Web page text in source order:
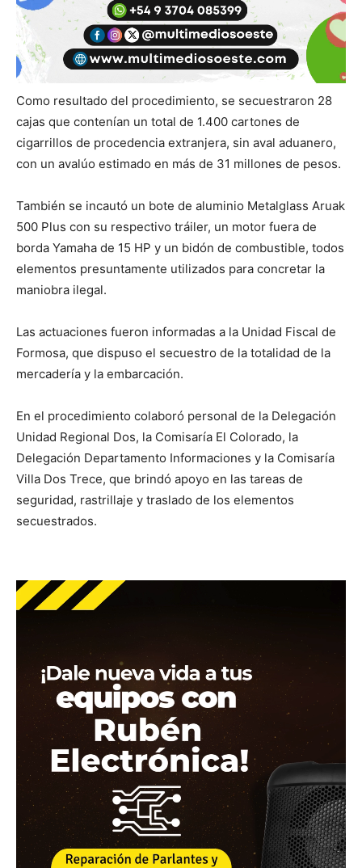
Como resultado del procedimiento, se secuestraron 28
cajas que contenían un total de 1.400 cartones de
cigarrillos de procedencia extranjera, sin aval aduanero,
con un avalúo estimado en más de 31 millones de pesos.
También se incautó un bote de aluminio Metalglass Aruak
500 Plus con su respectivo tráiler, un motor fuera de
borda Yamaha de 15 HP y un bidón de combustible, todos
elementos presuntamente utilizados para concretar la
maniobra ilegal.
Las actuaciones fueron informadas a la Unidad Fiscal de
Formosa, que dispuso el secuestro de la totalidad de la
mercadería y la embarcación.
En el procedimiento colaboró personal de la Delegación
Unidad Regional Dos, la Comisaría El Colorado, la
Delegación Departamento Informaciones y la Comisaría
Villa Dos Trece, que brindó apoyo en las tareas de
seguridad, rastrillaje y traslado de los elementos
secuestrados.